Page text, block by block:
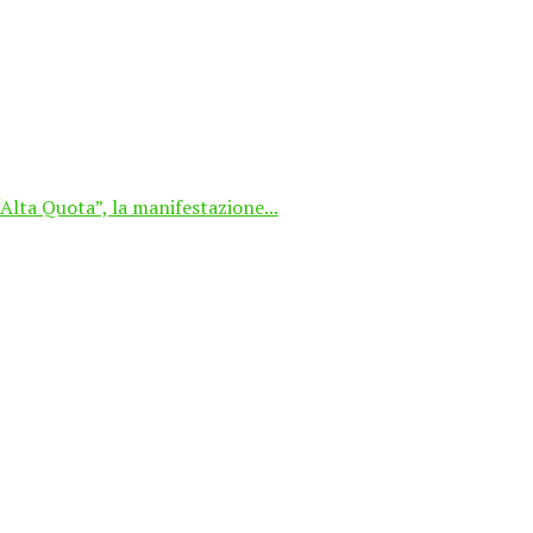
Quota”, la manifestazione...